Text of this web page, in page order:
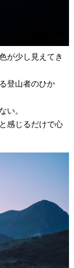
が少し見えてき
登山者のひか
い。
感じるだけで心